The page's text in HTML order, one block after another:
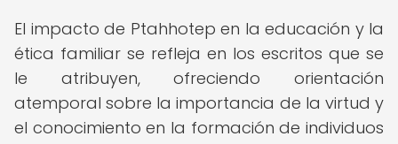
El impacto de Ptahhotep en la educación y la
ética familiar se refleja en los escritos que se
le atribuyen, ofreciendo orientación
atemporal sobre la importancia de la virtud y
el conocimiento en la formación de individuos